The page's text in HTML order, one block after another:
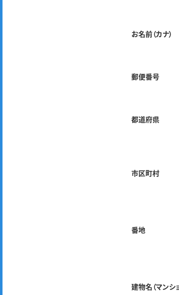
お名前（カナ）
郵便番号
都道府県
市区町村
番地
建物名（マンシ